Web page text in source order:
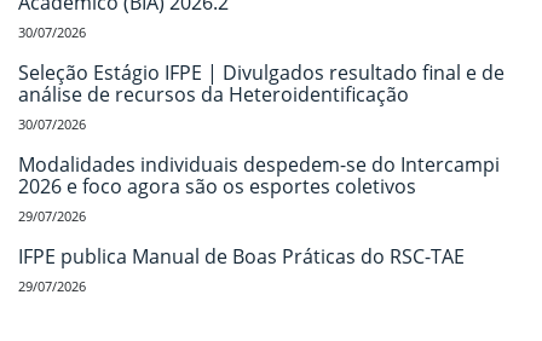
30/07/2026
Seleção Estágio IFPE | Divulgados resultado final e de
análise de recursos da Heteroidentificação
30/07/2026
Modalidades individuais despedem-se do Intercampi
2026 e foco agora são os esportes coletivos
29/07/2026
IFPE publica Manual de Boas Práticas do RSC-TAE
29/07/2026